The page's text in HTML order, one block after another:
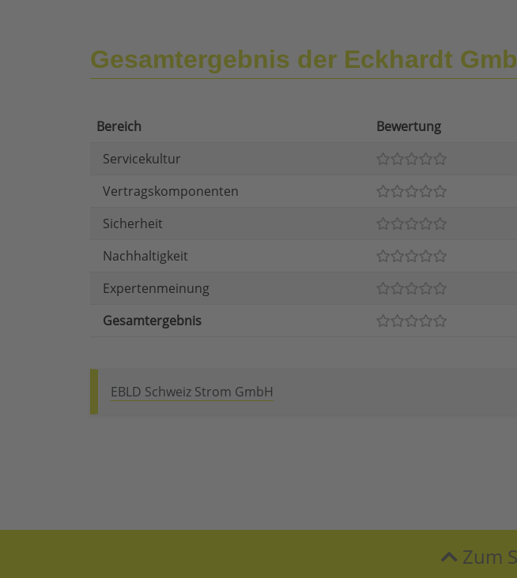
Gesamtergebnis der Eckhardt
Bereich
Bewertung
Servicekultur
Vertragskomponenten
Sicherheit
Nachhaltigkeit
Expertenmeinung
Gesamtergebnis
EBLD Schweiz Strom GmbH
Zum